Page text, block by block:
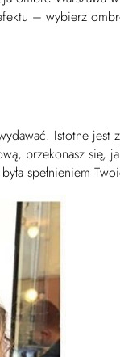
– wybierz
Istotne
przekonasz się,
spełnieniem